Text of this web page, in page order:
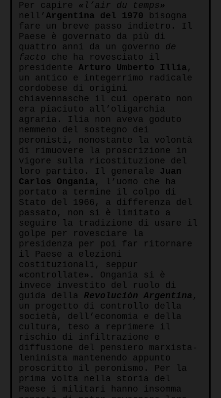
Per capire « l’air du temps»
nell’ Argentina del 1970 bisogna
fare un breve passo indietro. Il
Paese è governato da più di
quattro anni da un governo de
facto che ha rovesciato il
presidente Arturo Umberto Illia ,
un antico e integerrimo radicale
cordobese di origini
chiavennasche il cui operato non
era piaciuto all’oligarchia
agraria. Ilia non aveva goduto
nemmeno del sostegno dei
peronisti, nonostante la volontà
di rimuovere la proscrizione in
vigore sulla ricostituzione del
loro partito. Il generale Juan
Carlos Ongania , l’uomo che ha
portato a termine il colpo di
Stato del 1966, a differenza del
passato, non si è limitato a
seguire la tradizione di usare il
golpe per rovesciare la
presidenza per poi far ritornare
il Paese a elezioni
costituzionali, seppur
«controllate » . Ongania si è
invece investito del ruolo di
guida della Revoluciòn Argentina ,
un progetto di controllo della
società, dell’economia e della
cultura, teso a reprimere il
rischio di infiltrazione e
diffusione del pensiero marxista-
leninista mantenendo appunto
proscritto il peronismo. Per la
prima volta nella storia del
Paese i militari hanno insomma